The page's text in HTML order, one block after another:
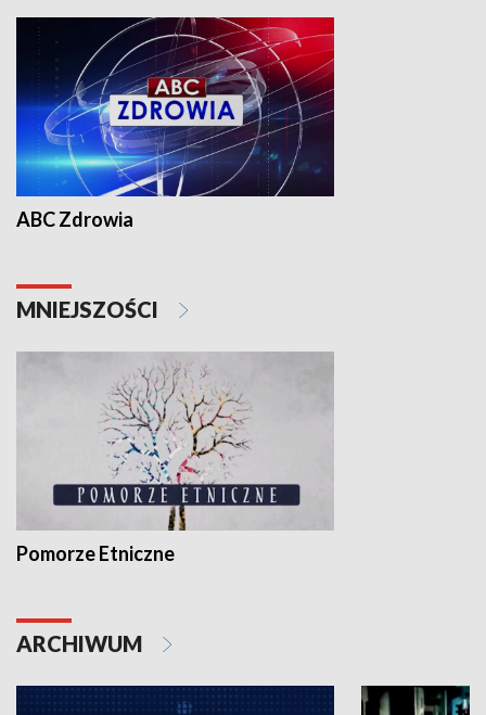
ABC Zdrowia
MNIEJSZOŚCI
Pomorze Etniczne
ARCHIWUM